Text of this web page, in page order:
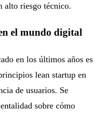
alto riesgo técnico.
el mundo digital
en los últimos años es
lean startup en
de usuarios. Se
sobre cómo